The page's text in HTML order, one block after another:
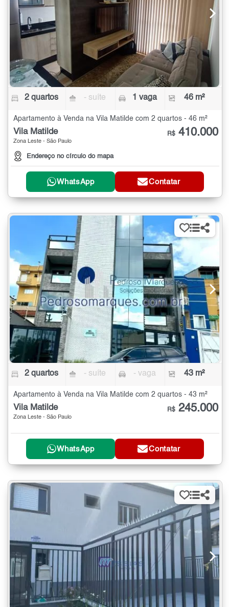
2 quartos - suíte 1 vaga 46 m²
Apartamento à Venda na Vila Matilde com 2 quartos - 46 m²
Vila Matilde
Zona Leste - São Paulo
Endereço no círculo do mapa
R$ 410.000
WhatsApp Contatar
2 quartos - suíte - vaga 43 m²
Apartamento à Venda na Vila Matilde com 2 quartos - 43 m²
Vila Matilde
Zona Leste - São Paulo
R$ 245.000
WhatsApp Contatar